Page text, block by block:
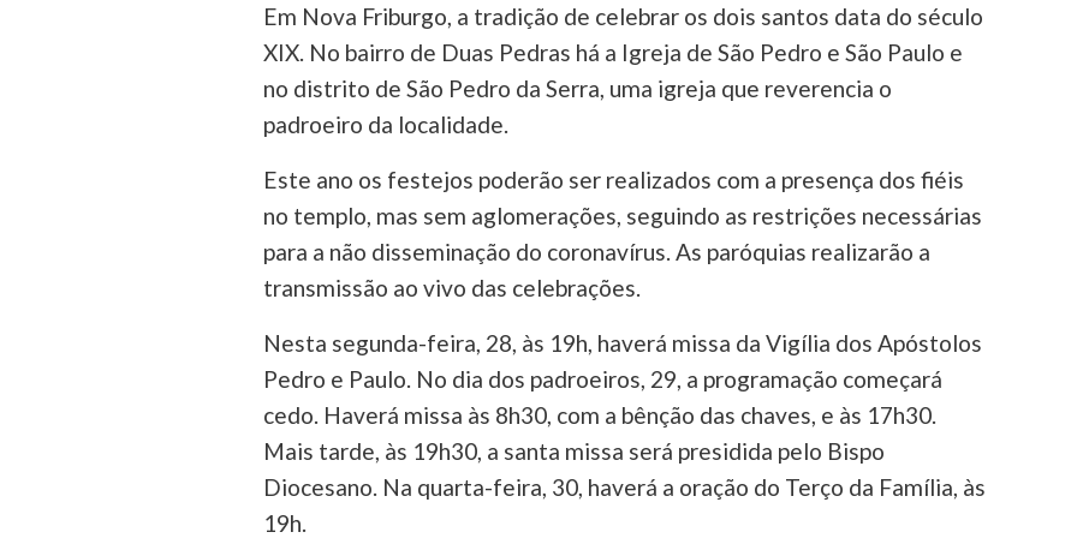
Em Nova Friburgo, a tradição de celebrar os dois santos data do século
XIX. No bairro de Duas Pedras há a Igreja de São Pedro e São Paulo e
no distrito de São Pedro da Serra, uma igreja que reverencia o
padroeiro da localidade.
Este ano os festejos poderão ser realizados com a presença dos fiéis
no templo, mas sem aglomerações, seguindo as restrições necessárias
para a não disseminação do coronavírus. As paróquias realizarão a
transmissão ao vivo das celebrações.
Nesta segunda-feira, 28, às 19h, haverá missa da Vigília dos Apóstolos
Pedro e Paulo. No dia dos padroeiros, 29, a programação começará
cedo. Haverá missa às 8h30, com a bênção das chaves, e às 17h30.
Mais tarde, às 19h30, a santa missa será presidida pelo Bispo
Diocesano. Na quarta-feira, 30, haverá a oração do Terço da Família, às
19h.